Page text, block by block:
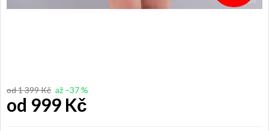
od 1 399 Kč až –37 %
od 999 Kč